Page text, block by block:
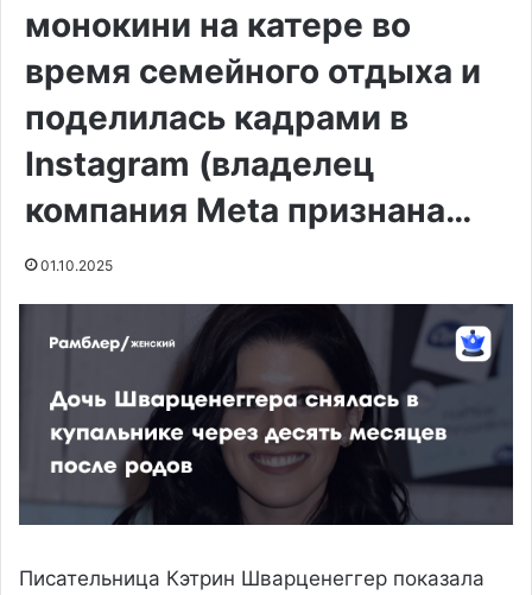
монокини на катере во
время семейного отдыха и
поделилась кадрами в
Instagram (владелец
компания Meta признана…
01.10.2025
Писательница Кэтрин Шварценеггер показала